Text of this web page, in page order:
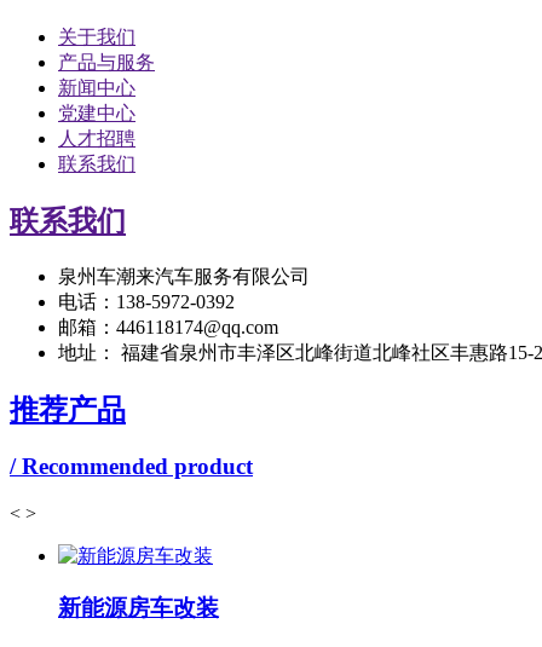
关于我们
产品与服务
新闻中心
党建中心
人才招聘
联系我们
联系我们
泉州车潮来汽车服务有限公司
电话：138-5972-0392
邮箱：446118174@qq.com
地址： 福建省泉州市丰泽区北峰街道北峰社区丰惠路15-
推荐产品
/ Recommended product
< >
新能源房车改装